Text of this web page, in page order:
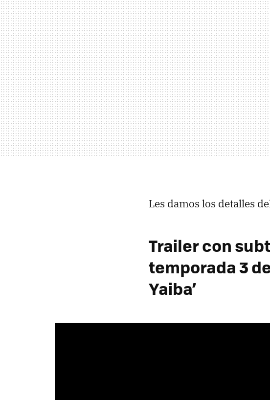
Les damos los detalles
Trailer con
temporada 3
Yaiba’